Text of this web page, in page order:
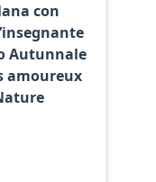
con
Autunnale
amoureux